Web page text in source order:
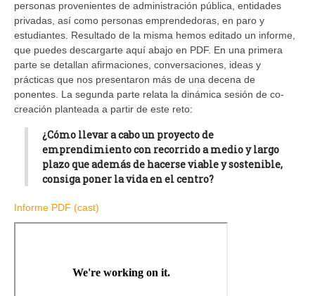
personas provenientes de administración pública, entidades
privadas, así como personas emprendedoras, en paro y
estudiantes. Resultado de la misma hemos editado un informe,
que puedes descargarte aquí abajo en PDF. En una primera
parte se detallan afirmaciones, conversaciones, ideas y
prácticas que nos presentaron más de una decena de
ponentes. La segunda parte relata la dinámica sesión de co-
creación planteada a partir de este reto:
¿Cómo llevar a cabo un proyecto de
emprendimiento con recorrido a medio y largo
plazo que además de hacerse viable y sostenible,
consiga poner la vida en el centro?
Informe PDF (cast)